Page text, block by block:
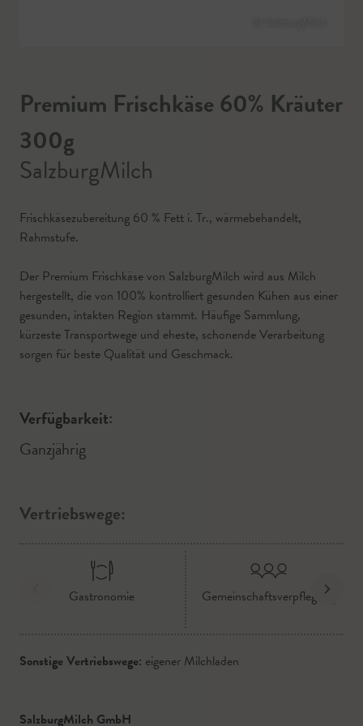
Premium Frischkäse 60% Kräuter
300g
SalzburgMilch
Frischkäsezubereitung 60 % Fett i. Tr., wärmebehandelt,
Rahmstufe.
Der Premium Frischkäse von SalzburgMilch wird aus Milch
hergestellt, die von 100% kontrolliert gesunden Kühen aus einer
gesunden, intakten Region stammt. Häufige Sammlung,
kürzeste Transportwege und eheste, schonende Verarbeitung
sorgen für beste Qualität und Geschmack.
Verfügbarkeit:
Ganzjährig
Vertriebswege:
Gastronomie Gemeinschaftsverpflegung
Sonstige Vertriebswege: eigener Milchladen
SalzburgMilch GmbH